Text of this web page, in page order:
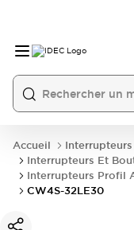
Accueil
Interrupteurs Et
Interrupteurs Profil
CW4S-32LE30